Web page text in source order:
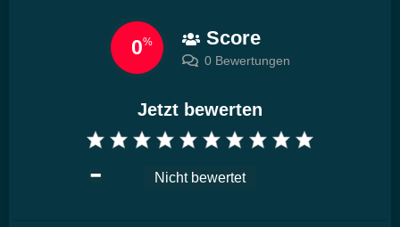
0% Score
0 Bewertungen
Jetzt bewerten
Nicht bewertet